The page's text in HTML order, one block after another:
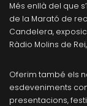
Més enllà del que
de la Marató de
Candelera,
Ràdio Molins de
Oferim també els
esdeveniments
presentacions,